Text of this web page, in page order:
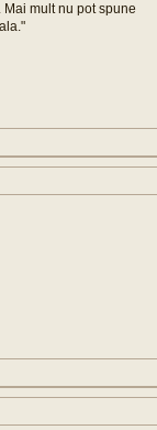
mult nu pot spune